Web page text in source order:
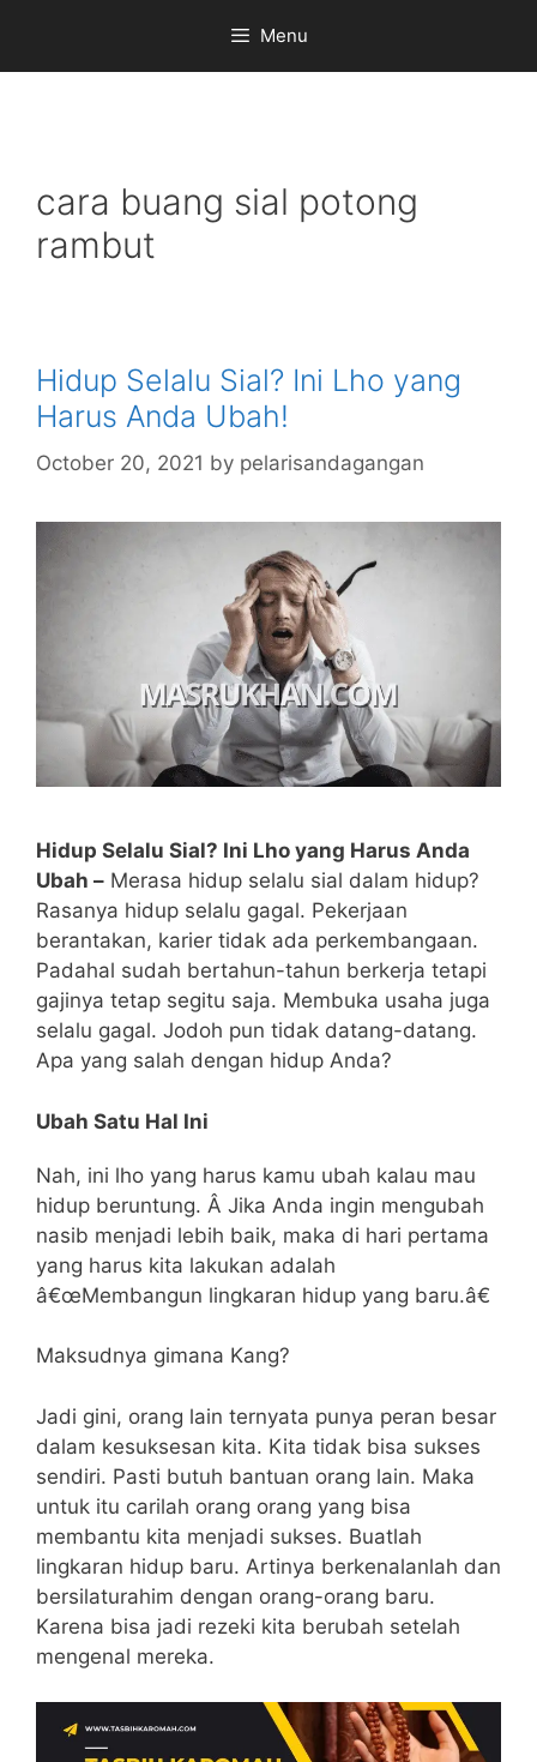
content
Menu
cara buang sial potong
rambut
Hidup Selalu Sial? Ini Lho yang
Harus Anda Ubah!
October 20, 2021 by pelarisandagangan
Hidup Selalu Sial? Ini Lho yang Harus Anda
Ubah – Merasa hidup selalu sial dalam hidup?
Rasanya hidup selalu gagal. Pekerjaan
berantakan, karier tidak ada perkembangaan.
Padahal sudah bertahun-tahun berkerja tetapi
gajinya tetap segitu saja. Membuka usaha juga
selalu gagal. Jodoh pun tidak datang-datang.
Apa yang salah dengan hidup Anda?
Ubah Satu Hal Ini
Nah, ini lho yang harus kamu ubah kalau mau
hidup beruntung. Â Jika Anda ingin mengubah
nasib menjadi lebih baik, maka di hari pertama
yang harus kita lakukan adalah
â€œMembangun lingkaran hidup yang baru.â€
Maksudnya gimana Kang?
Jadi gini, orang lain ternyata punya peran besar
dalam kesuksesan kita. Kita tidak bisa sukses
sendiri. Pasti butuh bantuan orang lain. Maka
untuk itu carilah orang orang yang bisa
membantu kita menjadi sukses. Buatlah
lingkaran hidup baru. Artinya berkenalanlah dan
bersilaturahim dengan orang-orang baru.
Karena bisa jadi rezeki kita berubah setelah
mengenal mereka.